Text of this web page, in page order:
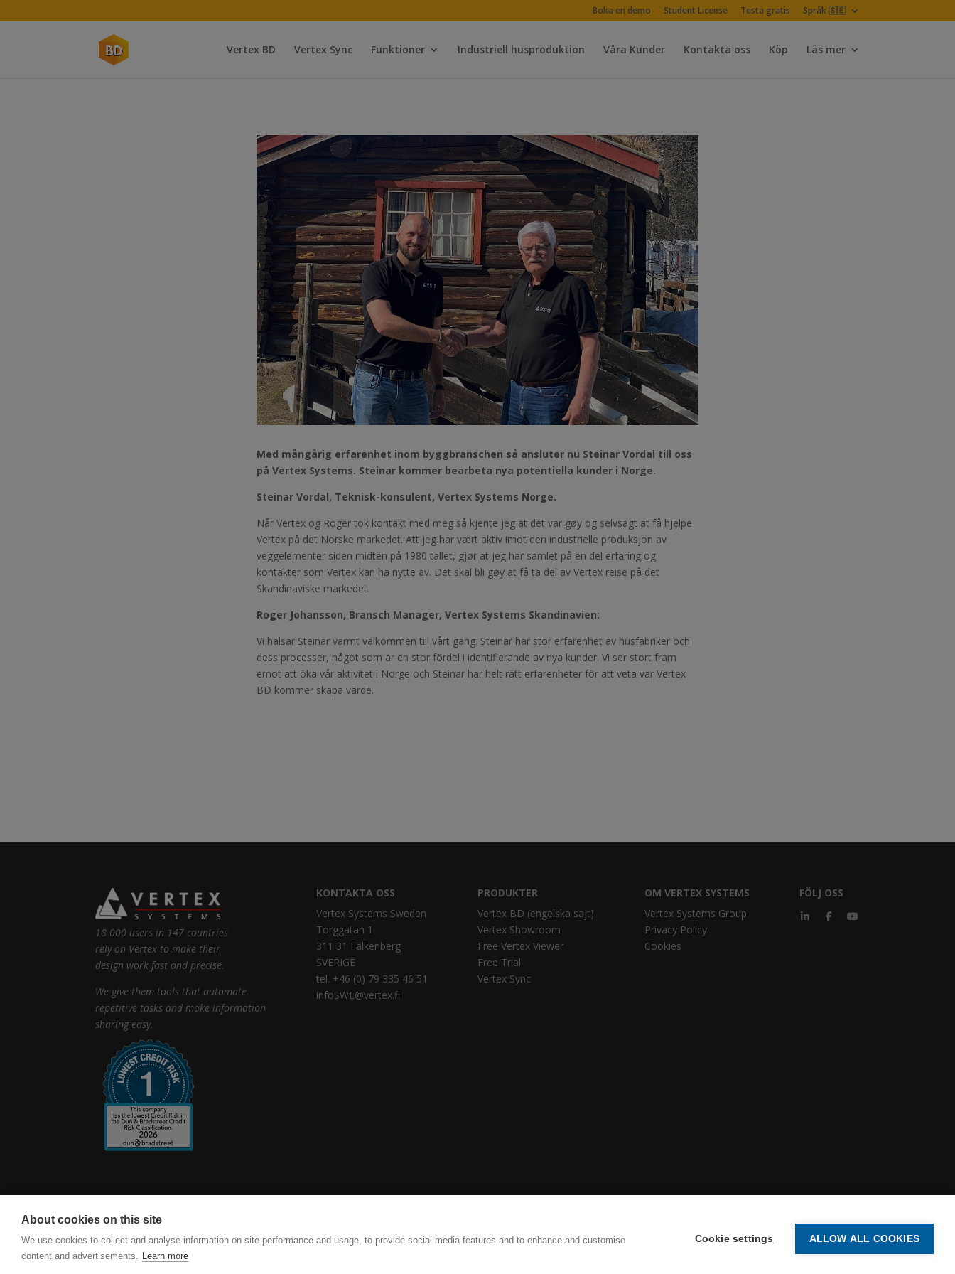
Boka en demo Student License Testa gratis Språk 🇸🇪
Vertex BD Vertex Sync Funktioner Industriell husproduktion Våra Kunder Kontakta oss Köp Läs mer
Med mångårig erfarenhet inom byggbranschen så ansluter nu Steinar Vordal till oss
på Vertex Systems. Steinar kommer bearbeta nya potentiella kunder i Norge.
Steinar Vordal, Teknisk-konsulent, Vertex Systems Norge.
Når Vertex og Roger tok kontakt med meg så kjente jeg at det var gøy og selvsagt at få hjelpe
Vertex på det Norske markedet. Att jeg har vært aktiv imot den industrielle produksjon av
veggelementer siden midten på 1980 tallet, gjør at jeg har samlet på en del erfaring og
kontakter som Vertex kan ha nytte av. Det skal bli gøy at få ta del av Vertex reise på det
Skandinaviske markedet.
Roger Johansson, Bransch Manager, Vertex Systems Skandinavien:
Vi hälsar Steinar varmt välkommen till vårt gäng. Steinar har stor erfarenhet av husfabriker och
dess processer, något som är en stor fördel i identifierande av nya kunder. Vi ser stort fram
emot att öka vår aktivitet i Norge och Steinar har helt rätt erfarenheter för att veta var Vertex
BD kommer skapa värde.
18 000 users in 147 countries
rely on Vertex to make their
design work fast and precise.
We give them tools that automate
repetitive tasks and make information
sharing easy.
KONTAKTA OSS
Vertex Systems Sweden
Torggatan 1
311 31 Falkenberg
SVERIGE
tel. +46 (0) 79 335 46 51
infoSWE@vertex.fi
PRODUKTER
Vertex BD (engelska sajt)
Vertex Showroom
Free Vertex Viewer
Free Trial
Vertex Sync
OM VERTEX SYSTEMS
Vertex Systems Group
Privacy Policy
Cookies
FÖLJ OSS
vertexcad.com
Vertex BD Building Design Software. Delivering accurate and efficient results, from detailing to production.| Copyright © 1977-2026 Vertex Systems | All Rights Reserved.
About cookies on this site
We use cookies to collect and analyse information on site performance and usage, to provide social media features and to enhance and customise
content and advertisements. Learn more
Cookie settings ALLOW ALL COOKIES